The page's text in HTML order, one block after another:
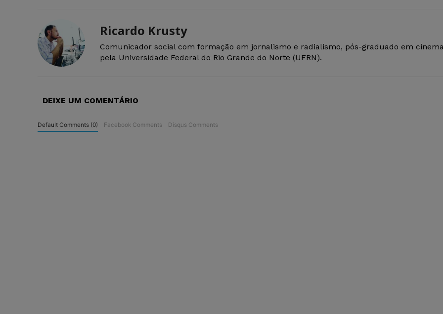
Ricardo Krusty
Comunicador social com formação em jornalismo e radialismo, pós-graduado em
pela Universidade Federal do Rio Grande do Norte (UFRN).
DEIXE UM COMENTÁRIO
Default Comments (0) Facebook Comments Disqus Comments